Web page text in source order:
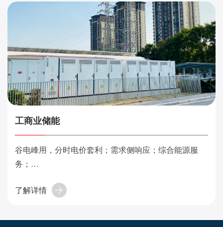
工商业储能
谷电峰用，分时电价套利；需求侧响应；综合能源服
务；
了解详情